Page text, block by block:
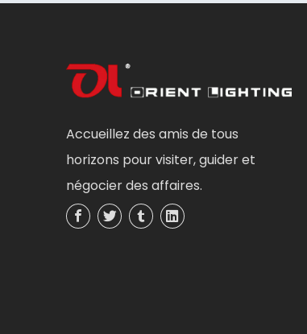
Accueillez des amis de tous
horizons pour visiter, guider et
négocier des affaires.